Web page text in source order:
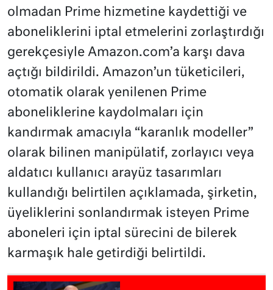
olmadan Prime hizmetine kaydettiği ve
aboneliklerini iptal etmelerini zorlaştırdığı
gerekçesiyle Amazon.com’a karşı dava
açtığı bildirildi. Amazon’un tüketicileri,
otomatik olarak yenilenen Prime
aboneliklerine kaydolmaları için
kandırmak amacıyla “karanlık modeller”
olarak bilinen manipülatif, zorlayıcı veya
aldatıcı kullanıcı arayüz tasarımları
kullandığı belirtilen açıklamada, şirketin,
üyeliklerini sonlandırmak isteyen Prime
aboneleri için iptal sürecini de bilerek
karmaşık hale getirdiği belirtildi.